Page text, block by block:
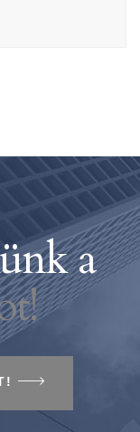
a